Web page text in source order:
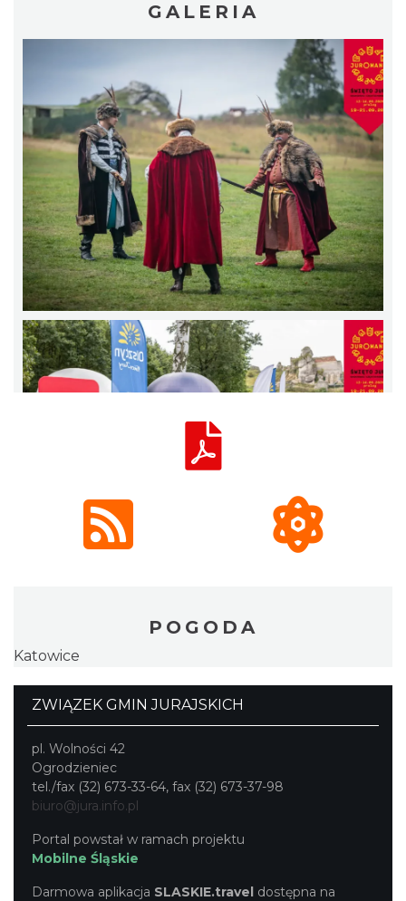
GALERIA
POGODA
Katowice
ZWIĄZEK GMIN JURAJSKICH
pl. Wolności 42
Ogrodzieniec
tel./fax (32) 673-33-64, fax (32) 673-37-98
biuro@jura.info.pl
Portal powstał w ramach projektu
Mobilne Śląskie
Darmowa aplikacja SLASKIE.travel dostępna na